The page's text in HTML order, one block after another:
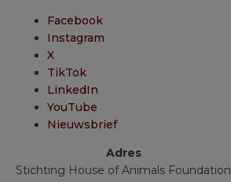
Facebook
Instagram
X
TikTok
LinkedIn
YouTube
Nieuwsbrief
Adres
Stichting House of Animals Foundation